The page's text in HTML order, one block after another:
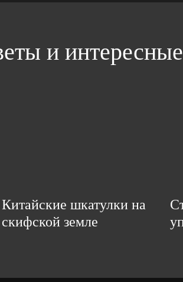
и
Китайские шкатулки на
скифской земле